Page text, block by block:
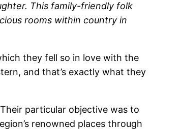
This family-friendly folk
rooms within country in
they fell so in love with the
and that’s exactly what they
particular objective was to
renowned places through